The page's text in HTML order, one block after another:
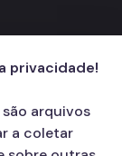
privacidade!
arquivos
a coletar